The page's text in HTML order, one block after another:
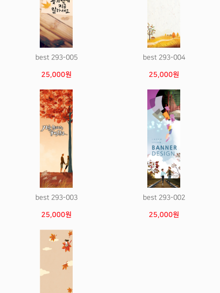
best 293-005
25,000원
best 293-004
25,000원
best 293-003
25,000원
best 293-002
25,000원